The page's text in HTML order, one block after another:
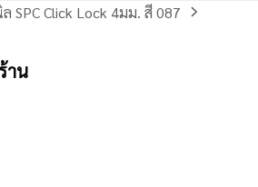
ล SPC Click Lock 4มม. สี 087
าน